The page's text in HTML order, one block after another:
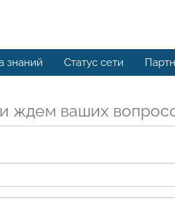
знаний Статус сети
ждем ваших